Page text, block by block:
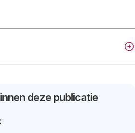
deze publicatie